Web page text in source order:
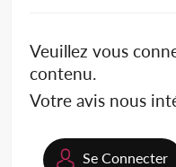
Veuillez vous
contenu.
Votre avis nous
Se Connecter